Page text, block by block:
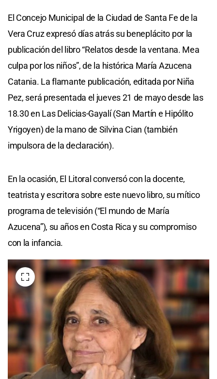
El Concejo Municipal de la Ciudad de Santa Fe de la
Vera Cruz expresó días atrás su beneplácito por la
publicación del libro “Relatos desde la ventana. Mea
culpa por los niños”, de la histórica María Azucena
Catania. La flamante publicación, editada por Niña
Pez, será presentada el jueves 21 de mayo desde las
18.30 en Las Delicias-Gayalí (San Martín e Hipólito
Yrigoyen) de la mano de Silvina Cian (también
impulsora de la declaración).
En la ocasión, El Litoral conversó con la docente,
teatrista y escritora sobre este nuevo libro, su mítico
programa de televisión (“El mundo de María
Azucena”), su años en Costa Rica y su compromiso
con la infancia.